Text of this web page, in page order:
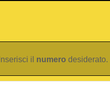
Inserisci il numero desiderato.